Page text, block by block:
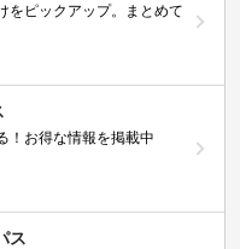
をピックアップ。まとめて
！お得な情報を掲載中
ス